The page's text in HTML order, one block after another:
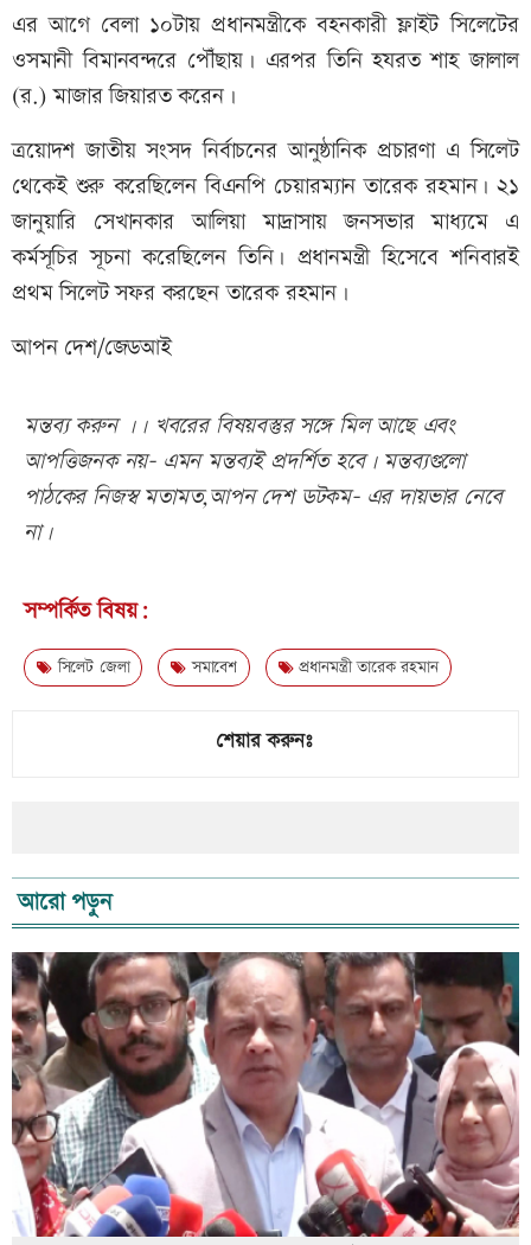
এর আগে বেলা ১০টায় প্রধানমন্ত্রীকে বহনকারী ফ্লাইট সিলেটের
ওসমানী বিমানবন্দরে পৌঁছায়। এরপর তিনি হযরত শাহ জালাল
(র.) মাজার জিয়ারত করেন।
ত্রয়োদশ জাতীয় সংসদ নির্বাচনের আনুষ্ঠানিক প্রচারণা এ সিলেট
থেকেই শুরু করেছিলেন বিএনপি চেয়ারম্যান তারেক রহমান। ২১
জানুয়ারি সেখানকার আলিয়া মাদ্রাসায় জনসভার মাধ্যমে এ
কর্মসূচির সূচনা করেছিলেন তিনি। প্রধানমন্ত্রী হিসেবে শনিবারই
প্রথম সিলেট সফর করছেন তারেক রহমান।
আপন দেশ/জেডআই
মন্তব্য করুন ।। খবরের বিষয়বস্তুর সঙ্গে মিল আছে এবং
আপত্তিজনক নয়- এমন মন্তব্যই প্রদর্শিত হবে। মন্তব্যগুলো
পাঠকের নিজস্ব মতামত,আপন দেশ ডটকম- এর দায়ভার নেবে
না।
সম্পর্কিত বিষয়:
সিলেট জেলা সমাবেশ প্রধানমন্ত্রী তারেক রহমান
শেয়ার করুনঃ
আরো পড়ুন